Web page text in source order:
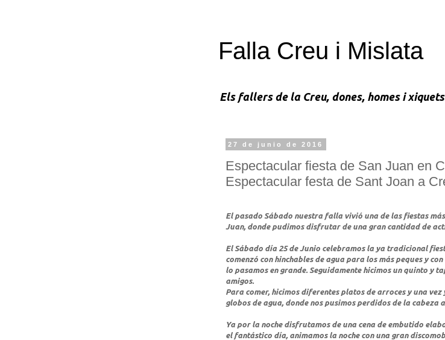
Falla Creu i Mislata
Els fallers de la Creu, dones, homes i
27 de junio de 2016
Espectacular fiesta de San Juan en
Espectacular festa de Sant Joan a
El pasado Sábado nuestra falla vivió una de las fiestas
Juan, donde pudimos disfrutar de una gran cantidad de
El Sábado día 25 de Junio celebramos la ya tradicional
comenzó con hinchables de agua para los más peques y
lo pasamos en grande. Seguidamente hicimos un quinto y
amigos.
Para comer, hicimos diferentes platos de arroces y una
globos de agua, donde nos pusimos perdidos de la cabeza
Ya por la noche disfrutamos de una cena de embutido
el fantástico día, animamos la noche con una gran